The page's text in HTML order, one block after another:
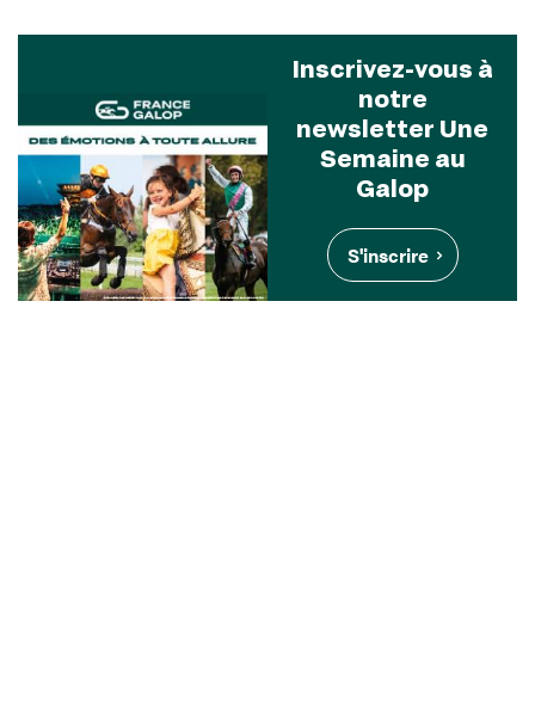
Inscrivez-vous à
notre
newsletter Une
Semaine au
Galop
S'inscrire